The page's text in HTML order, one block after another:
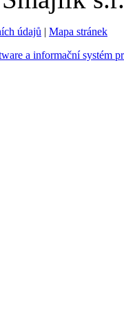
údajů | Mapa stránek
a informační systém